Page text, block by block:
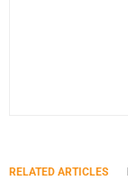
RELATED ARTICLES